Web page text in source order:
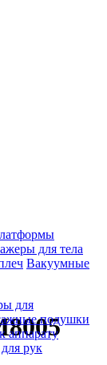
для тела
Вакуумные
для
подушки
аппарату
рук